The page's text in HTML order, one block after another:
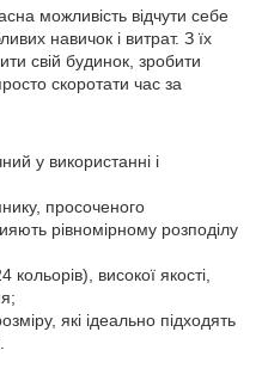
можливість відчути себе
навичок і витрат. З їх
свій будинок, зробити
скоротати час за
у використанні і
просоченого
рівномірному розподілу
високої якості,
які ідеально підходять